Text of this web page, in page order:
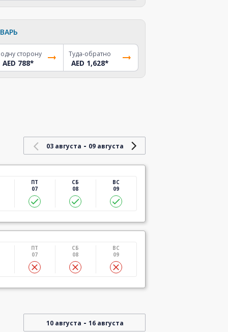
сторону
AED 788*
Туда-обратно
AED 1,628*
03 августа - 09 августа
ПТ
07
СБ
08
ВС
09
ПТ
07
СБ
08
ВС
09
10 августа - 16 августа